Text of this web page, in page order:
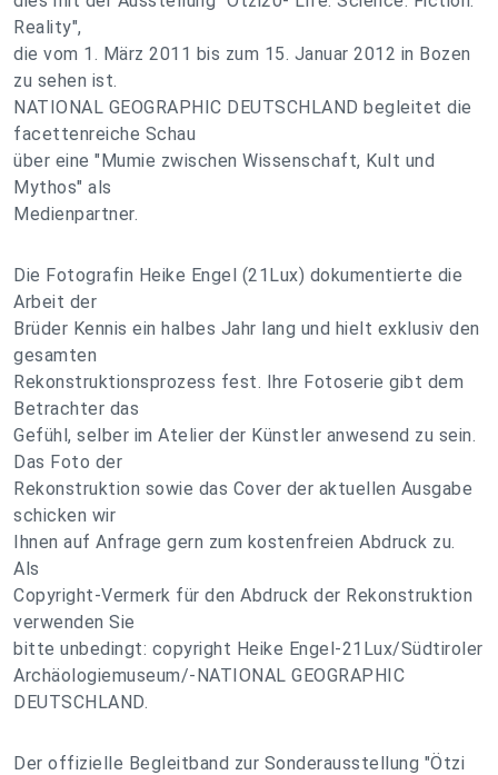
Reality",
die vom 1. März 2011 bis zum 15. Januar 2012 in Bozen
zu sehen ist.
NATIONAL GEOGRAPHIC DEUTSCHLAND begleitet die
facettenreiche Schau
über eine "Mumie zwischen Wissenschaft, Kult und
Mythos" als
Medienpartner.
Die Fotografin Heike Engel (21Lux) dokumentierte die
Arbeit der
Brüder Kennis ein halbes Jahr lang und hielt exklusiv den
gesamten
Rekonstruktionsprozess fest. Ihre Fotoserie gibt dem
Betrachter das
Gefühl, selber im Atelier der Künstler anwesend zu sein.
Das Foto der
Rekonstruktion sowie das Cover der aktuellen Ausgabe
schicken wir
Ihnen auf Anfrage gern zum kostenfreien Abdruck zu.
Als
Copyright-Vermerk für den Abdruck der Rekonstruktion
verwenden Sie
bitte unbedingt: copyright Heike Engel-21Lux/Südtiroler
Archäologiemuseum/-NATIONAL GEOGRAPHIC
DEUTSCHLAND.
Der offizielle Begleitband zur Sonderausstellung "Ötzi